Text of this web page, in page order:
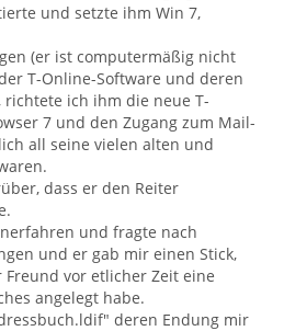
und setzte ihm Win 7,
(er ist computermäßig nicht
T-Online-Software und deren
ich ihm die neue T-
7 und den Zugang zum Mail-
all seine vielen alten und
dass er den Reiter
und fragte nach
und er gab mir einen Stick,
vor etlicher Zeit eine
angelegt habe.
deren Endung mir